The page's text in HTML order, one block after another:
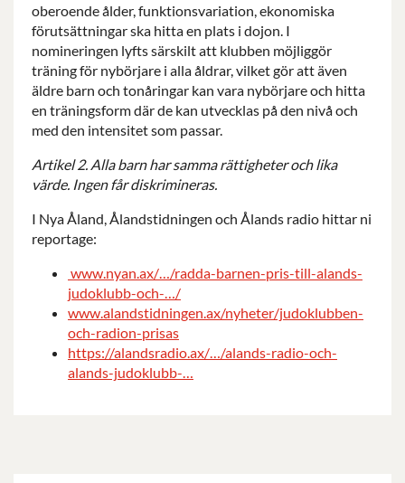
oberoende ålder, funktionsvariation, ekonomiska
förutsättningar ska hitta en plats i dojon. I
nomineringen lyfts särskilt att klubben möjliggör
träning för nybörjare i alla åldrar, vilket gör att även
äldre barn och tonåringar kan vara nybörjare och hitta
en träningsform där de kan utvecklas på den nivå och
med den intensitet som passar.
Artikel 2. Alla barn har samma rättigheter och lika
värde. Ingen får diskrimineras.
I Nya Åland, Ålandstidningen och Ålands radio hittar ni
reportage:
www.nyan.ax/…/radda-barnen-pris-till-alands-
judoklubb-och-…/
www.alandstidningen.ax/nyheter/judoklubben-
och-radion-prisas
https://alandsradio.ax/…/alands-radio-och-
alands-judoklubb-…